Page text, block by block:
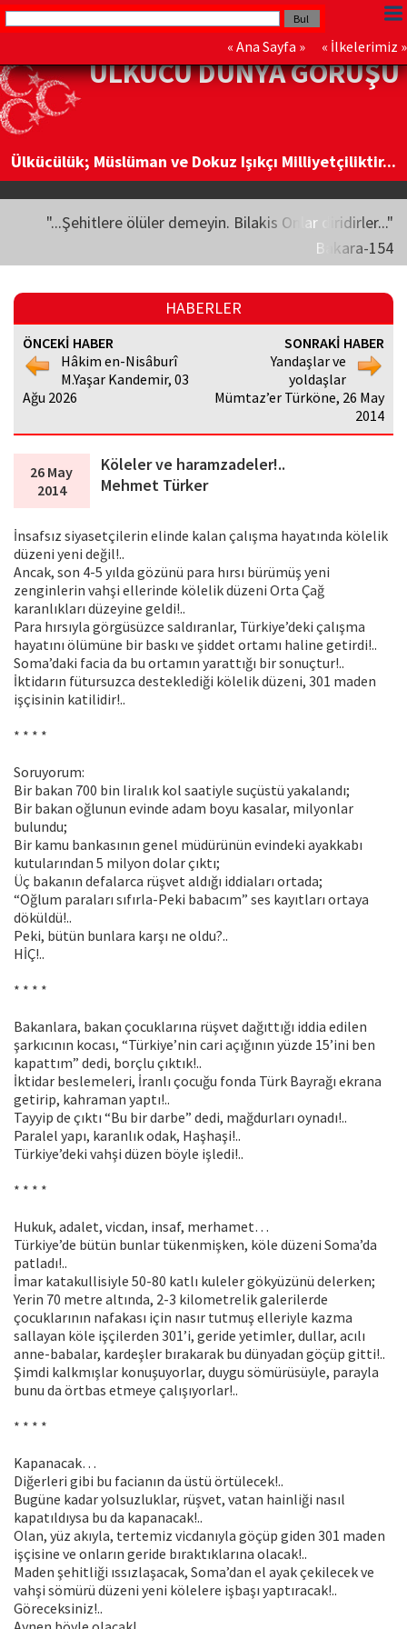
« Ana Sayfa » « İlkelerimiz »
ÜLKÜCÜ DÜNYA GÖRÜŞÜ
Ülkücülük; Müslüman ve Dokuz Işıkçı Milliyetçiliktir...
"...Şehitlere ölüler demeyin. Bilakis Onlar diridirler..."
Bakara-154
HABERLER
ÖNCEKİ HABER
Hâkim en-Nisâburî
M.Yaşar Kandemir, 03
Ağu 2026
SONRAKİ HABER
Yandaşlar ve
yoldaşlar
Mümtaz’er Türköne, 26 May
2014
26 May
2014
Köleler ve haramzadeler!..
Mehmet Türker
İnsafsız siyasetçilerin elinde kalan çalışma hayatında kölelik
düzeni yeni değil!..
Ancak, son 4-5 yılda gözünü para hırsı bürümüş yeni
zenginlerin vahşi ellerinde kölelik düzeni Orta Çağ
karanlıkları düzeyine geldi!..
Para hırsıyla görgüsüzce saldıranlar, Türkiye’deki çalışma
hayatını ölümüne bir baskı ve şiddet ortamı haline getirdi!..
Soma’daki facia da bu ortamın yarattığı bir sonuçtur!..
İktidarın fütursuzca desteklediği kölelik düzeni, 301 maden
işçisinin katilidir!..
* * * *
Soruyorum:
Bir bakan 700 bin liralık kol saatiyle suçüstü yakalandı;
Bir bakan oğlunun evinde adam boyu kasalar, milyonlar
bulundu;
Bir kamu bankasının genel müdürünün evindeki ayakkabı
kutularından 5 milyon dolar çıktı;
Üç bakanın defalarca rüşvet aldığı iddiaları ortada;
“Oğlum paraları sıfırla-Peki babacım” ses kayıtları ortaya
döküldü!..
Peki, bütün bunlara karşı ne oldu?..
HİÇ!..
* * * *
Bakanlara, bakan çocuklarına rüşvet dağıttığı iddia edilen
şarkıcının kocası, “Türkiye’nin cari açığının yüzde 15’ini ben
kapattım” dedi, borçlu çıktık!..
İktidar beslemeleri, İranlı çocuğu fonda Türk Bayrağı ekrana
getirip, kahraman yaptı!..
Tayyip de çıktı “Bu bir darbe” dedi, mağdurları oynadı!..
Paralel yapı, karanlık odak, Haşhaşi!..
Türkiye’deki vahşi düzen böyle işledi!..
* * * *
Hukuk, adalet, vicdan, insaf, merhamet…
Türkiye’de bütün bunlar tükenmişken, köle düzeni Soma’da
patladı!..
İmar katakullisiyle 50-80 katlı kuleler gökyüzünü delerken;
Yerin 70 metre altında, 2-3 kilometrelik galerilerde
çocuklarının nafakası için nasır tutmuş elleriyle kazma
sallayan köle işçilerden 301’i, geride yetimler, dullar, acılı
anne-babalar, kardeşler bırakarak bu dünyadan göçüp gitti!..
Şimdi kalkmışlar konuşuyorlar, duygu sömürüsüyle, parayla
bunu da örtbas etmeye çalışıyorlar!..
* * * *
Kapanacak…
Diğerleri gibi bu facianın da üstü örtülecek!..
Bugüne kadar yolsuzluklar, rüşvet, vatan hainliği nasıl
kapatıldıysa bu da kapanacak!..
Olan, yüz akıyla, tertemiz vicdanıyla göçüp giden 301 maden
işçisine ve onların geride bıraktıklarına olacak!..
Maden şehitliği ıssızlaşacak, Soma’dan el ayak çekilecek ve
vahşi sömürü düzeni yeni kölelere işbaşı yaptıracak!..
Göreceksiniz!..